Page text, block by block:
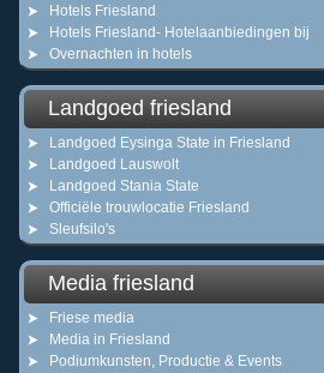
Hotels Friesland
Hotels Friesland- Hotelaanbiedingen bij
Overnachten in hotels
Landgoed friesland
Landgoed Eysinga State in Friesland
Landgoed Lauswolt
Landgoed Stania State
Officiële trouwlocatie Friesland
Sleufsilo's
Media friesland
Friese media
Media in Friesland
Podiumkunsten, Productie & Events